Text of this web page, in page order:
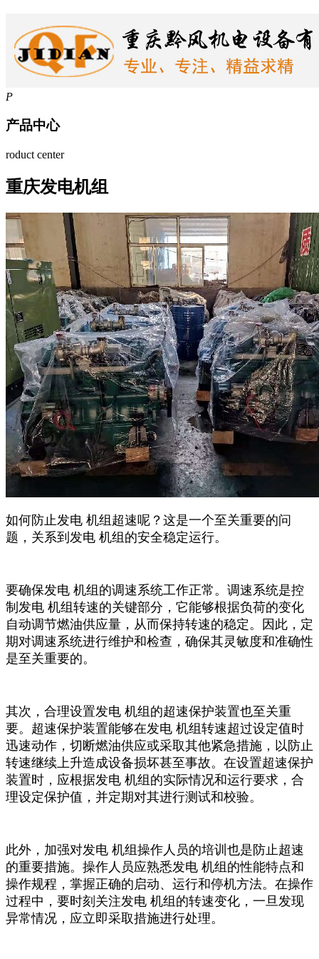
P
产品中心
roduct center
重庆发电机组
如何防止发电 机组超速呢？这是一个至关重要的问
题，关系到发电 机组的安全稳定运行。
要确保发电 机组的调速系统工作正常。调速系统是控
制发电 机组转速的关键部分，它能够根据负荷的变化
自动调节燃油供应量，从而保持转速的稳定。因此，定
期对调速系统进行维护和检查，确保其灵敏度和准确性
是至关重要的。
其次，合理设置发电 机组的超速保护装置也至关重
要。超速保护装置能够在发电 机组转速超过设定值时
迅速动作，切断燃油供应或采取其他紧急措施，以防止
转速继续上升造成设备损坏甚至事故。在设置超速保护
装置时，应根据发电 机组的实际情况和运行要求，合
理设定保护值，并定期对其进行测试和校验。
此外，加强对发电 机组操作人员的培训也是防止超速
的重要措施。操作人员应熟悉发电 机组的性能特点和
操作规程，掌握正确的启动、运行和停机方法。在操作
过程中，要时刻关注发电 机组的转速变化，一旦发现
异常情况，应立即采取措施进行处理。